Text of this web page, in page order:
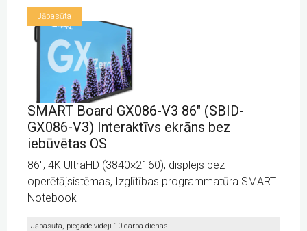
SMART Board GX086-V3 86″ (SBID-
GX086-V3) Interaktīvs ekrāns bez
iebūvētas OS
86″, 4K UltraHD (3840×2160), displejs bez
operētājsistēmas, Izglītības programmatūra SMART
Notebook
Jāpasūta
Jāpasūta, piegāde vidēji 10 darba dienas